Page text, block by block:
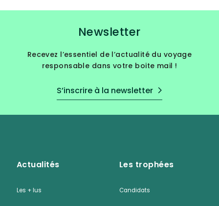
Newsletter
Recevez l’essentiel de l’actualité du voyage
responsable dans votre boite mail !
S’inscrire à la newsletter
Actualités Les trophées
Les + lus Candidats